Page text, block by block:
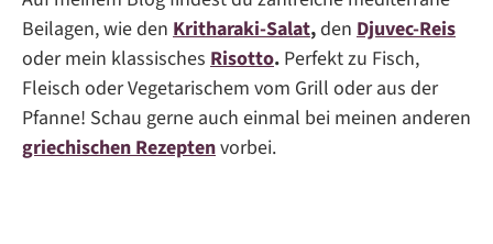
Beilagen, wie den Kritharaki-Salat,den Djuvec-Reis
oder mein klassisches Risotto. Perfekt zu Fisch,
Fleisch oder Vegetarischem vom Grill oder aus der
Pfanne! Schau gerne auch einmal bei meinen anderen
griechischen Rezeptenvorbei.